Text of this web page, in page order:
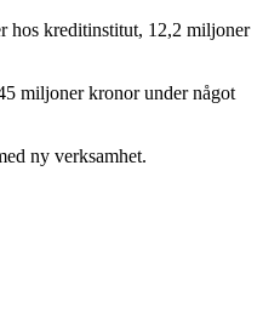
hos kreditinstitut, 12,2 miljoner
miljoner kronor under något
ny verksamhet.